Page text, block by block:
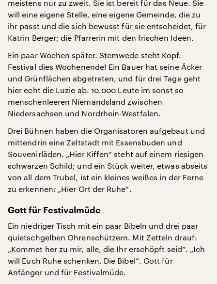
meistens nur zu zweit. Sie ist bereit für das Neue. Sie
will eine eigene Stelle, eine eigene Gemeinde, die zu
ihr passt und die sich bewusst für sie entscheidet, für
Katrin Berger; die Pfarrerin mit den frischen Ideen.
Ein paar Wochen später. Stemwede steht Kopf.
Festival dies Wochenende! Ein Bauer hat seine Äcker
und Grünflächen abgetreten, und für drei Tage geht
hier echt die Luzie ab. 10.000 Leute im sonst so
menschenleeren Niemandsland zwischen
Niedersachsen und Nordrhein-Westfalen.
Drei Bühnen haben die Organisatoren aufgebaut und
mittendrin eine Zeltstadt mit Essensbuden und
Souvenirläden. „Hier Kiffen“ steht auf einem riesigen
schwarzen Schild; und ein Stück weiter, etwas abseits
von all dem Trubel, ist ein kleines weißes in der Ferne
zu erkennen: „Hier Ort der Ruhe“.
Gott für Festivalmüde
Ein niedriger Tisch mit ein paar Bibeln und drei paar
quietschgelben Ohrenschützern. Mit Zetteln drauf:
„Kommet her zu mir, alle, die Ihr erschöpft seid“. „Ich
will Euch Ruhe schenken. Die Bibel“. Gott für
Anfänger und für Festivalmüde.